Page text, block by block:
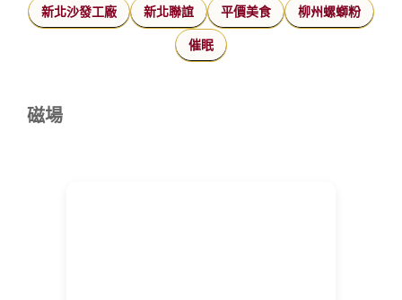
新北沙發工廠 新北聯誼 平價美食 柳州螺螄粉
催眠
磁場